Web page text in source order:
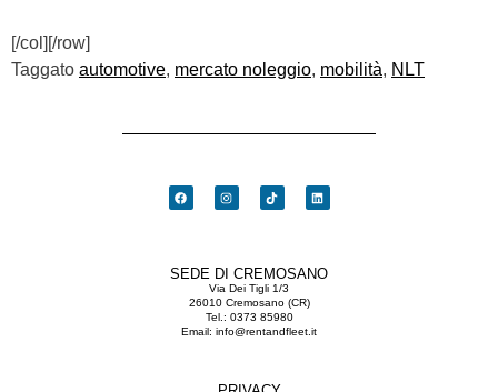
[/col][/row]
Taggato automotive, mercato noleggio, mobilità, NLT
SEDE DI CREMOSANO
Via Dei Tigli 1/3
26010 Cremosano (CR)
Tel.: 0373 85980
Email: info@rentandfleet.it